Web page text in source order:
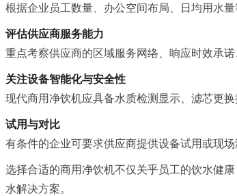
根据企业员工数量、办公空间布局、日均用水
评估供应商服务能力
重点考察供应商的区域服务网络、响应时效承
关注设备智能化与安全性
现代商用净饮机应具备水质检测显示、滤芯更
试用与对比
有条件的企业可要求供应商提供设备试用或现
选择合适的商用净饮机不仅关乎员工的饮水健
水解决方案。